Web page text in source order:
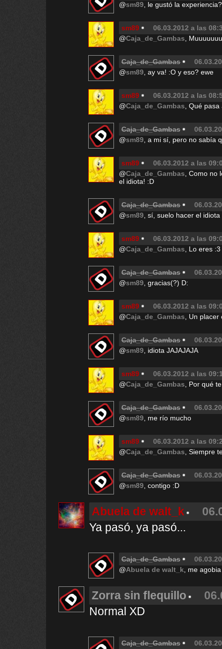
@sm89 , le gustó la
sm89
06.03.2012 a las
@Caja_de_Gambas ,
Caja_de_Gambas
@sm89 , ay va! :O y eso? ewe
sm89
06.03.2012 a las
@Caja_de_Gambas , Qué
Caja_de_Gambas
@sm89 , a mi sí, pero no sabía
sm89
06.03.2012 a las
@Caja_de_Gambas , Como
el idiota! :D
Caja_de_Gambas
@sm89 , sí, suelo hacer el
sm89
06.03.2012 a las
@Caja_de_Gambas , Lo eres :3
Caja_de_Gambas
@sm89 , gracias(?) D:
sm89
06.03.2012 a las
@Caja_de_Gambas , Un
Caja_de_Gambas
@sm89 , idiota JAJAJAJA
sm89
06.03.2012 a las
@Caja_de_Gambas , Por qué
Caja_de_Gambas
@sm89 , me río mucho
sm89
06.03.2012 a las
@Caja_de_Gambas , Siempre
Caja_de_Gambas
@sm89 , contigo :D
Abuela de walt_k
Ya pasó, ya pasó...
Caja_de_Gambas
@Abuela de walt_k , me
Zorra sin flequillo
Normal XD
Caja_de_Gambas